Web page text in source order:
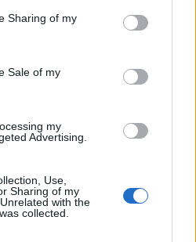
Sharing of my
Sale of my
my
Advertising.
Use,
Sharing of my
with the
collected.
l’emergenza, dalla città
episodi di violenza e
e ragazze.
da El Faro de Ceuta.
venerdì mattina un
sarebbe introdotto in un
piano del Paseo de las
Beatriz Ferrón, 62 anni,
stava dormendo con
quando,